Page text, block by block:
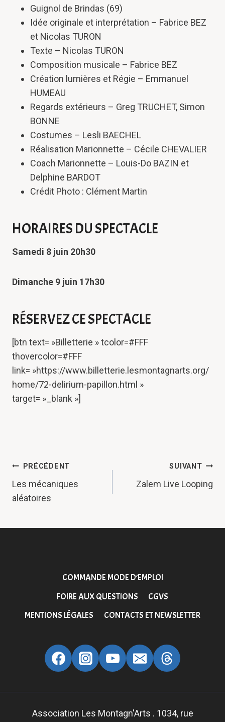
Guignol de Brindas (69)
Idée originale et interprétation – Fabrice BEZ
et Nicolas TURON
Texte – Nicolas TURON
Composition musicale – Fabrice BEZ
Création lumières et Régie – Emmanuel
HUMEAU
Regards extérieurs – Greg TRUCHET, Simon
BONNE
Costumes – Lesli BAECHEL
Réalisation Marionnette – Cécile CHEVALIER
Coach Marionnette – Louis-Do BAZIN et
Delphine BARDOT
Crédit Photo : Clément Martin
HORAIRES DU SPECTACLE
Samedi 8 juin 20h30
Dimanche 9 juin 17h30
RÉSERVEZ CE SPECTACLE
[btn text= »Billetterie » tcolor=#FFF
thovercolor=#FFF
link= »https://www.billetterie.lesmontagnarts.org/
home/72-delirium-papillon.html »
target= »_blank »]
NAVIGATION
DE
L’ARTICLE
PRÉCÉDENT
Les mécaniques
aléatoires
SUIVANT
Zalem Live Looping
COMMANDE MODE D’EMPLOI
FOIRE AUX QUESTIONS
CGVS
MENTIONS LÉGALES
CONTACTS ET NEWSLETTER
Association Les Montagn'Arts . 1034, rue